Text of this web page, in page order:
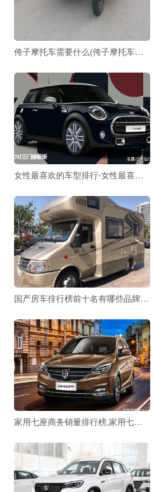
侉子摩托车需要什么(侉子摩托车容易翻车吗)
女性最喜欢的车型排行-女性最喜欢的车型排行榜
国产房车排行榜前十名有哪些品牌—国产十大房车品牌排
家用七座商务销量排行榜,家用七座suv销量排行榜